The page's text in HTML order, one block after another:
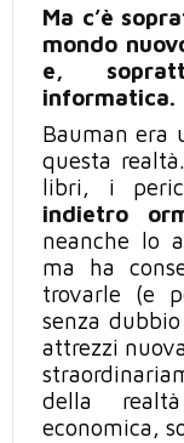
Ma c’è
mondo
e,
informatica.
Bauman era
questa
libri, i
indietro
neanche lo
ma ha
trovarle (e
senza
attrezzi
della
economica,